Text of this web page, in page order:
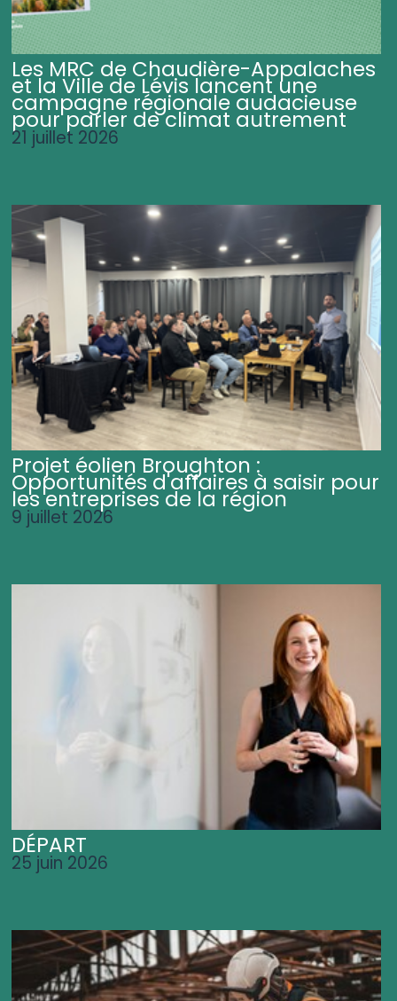
Les MRC de Chaudière-Appalaches
et la Ville de Lévis lancent une
campagne régionale audacieuse
pour parler de climat autrement
21 juillet 2026
Projet éolien Broughton :
Opportunités d'affaires à saisir pour
les entreprises de la région
9 juillet 2026
DÉPART
25 juin 2026